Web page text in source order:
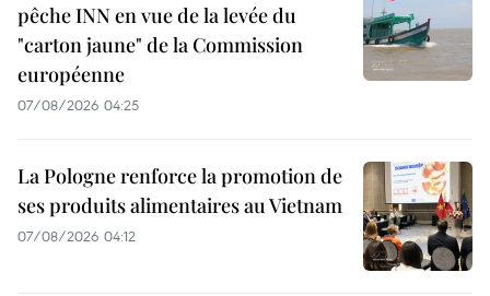
pêche INN en vue de la levée du
"carton jaune" de la Commission
européenne
07/08/2026 04:25
La Pologne renforce la promotion de
ses produits alimentaires au Vietnam
07/08/2026 04:12